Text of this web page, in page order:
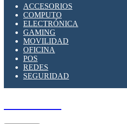
SUPRESOR DE
APLICACIONES
ACCESORIOS
COMPUTO
ELECTRÓNICA
GAMING
MOVILIDAD
OFICINA
POS
REDES
SEGURIDAD